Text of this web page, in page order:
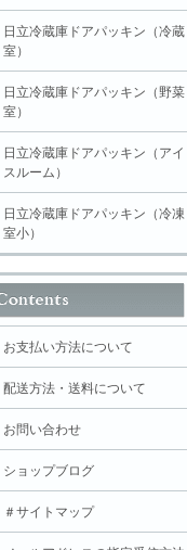
日立冷蔵庫ドアパッキン（冷蔵
室）
日立冷蔵庫ドアパッキン（野菜
室）
日立冷蔵庫ドアパッキン（アイ
スルーム）
日立冷蔵庫ドアパッキン（冷凍
室小）
お支払い方法について
配送方法・送料について
お問い合わせ
ショップブログ
＃サイトマップ